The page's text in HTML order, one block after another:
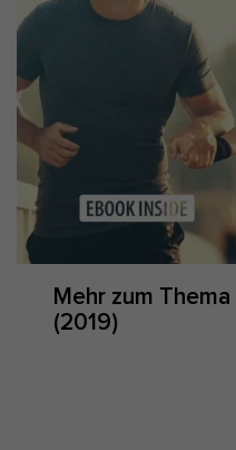
Mehr zum Thema
(2019)